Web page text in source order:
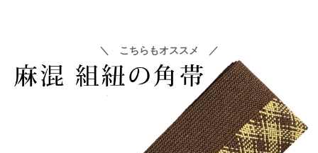
＼ こちらもオススメ ／